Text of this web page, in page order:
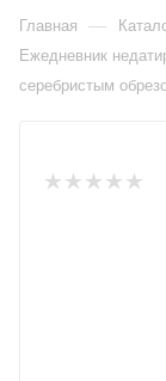
Главная —
Ежедневник
серебристым